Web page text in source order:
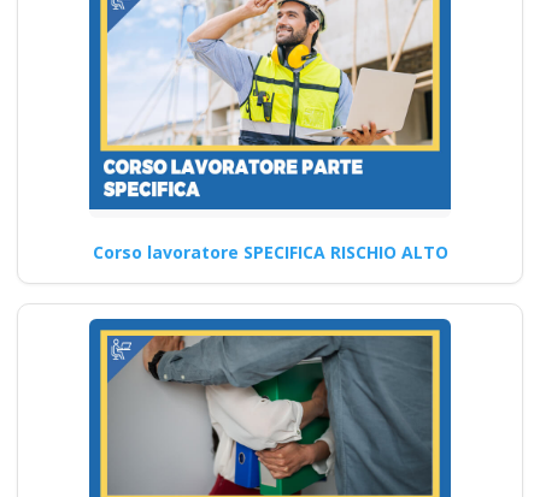
regioni…
Continua
D.lgs 81/2008: il
corso di formazione
datore di basso
rischio Corso Datore
Modulo Aggiuntivo
Cantieri Edili 6 ore
Tutti i Segreti della Parte
Teorica del Corso
Corso lavoratore SPECIFICA RISCHIO ALTO